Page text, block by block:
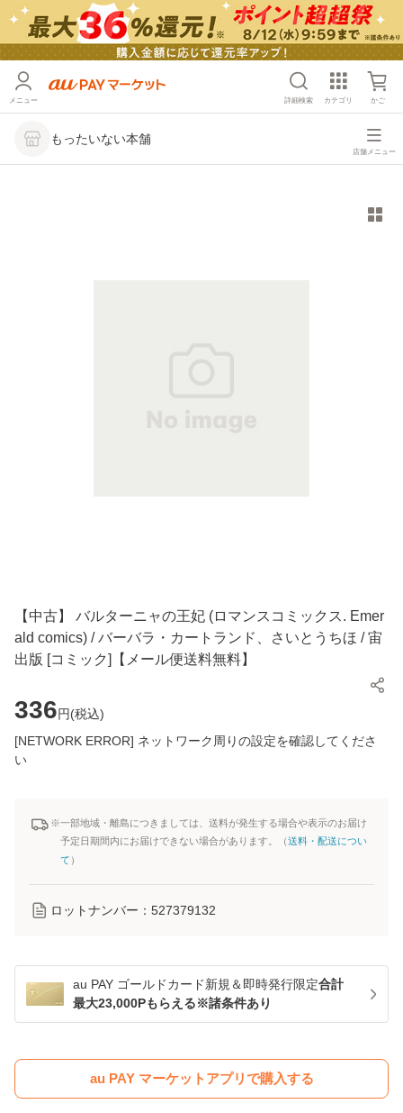
メニュー 詳細検索 カテゴリ かご
もったいない本舗
店舗メニュー
【中古】 バルターニャの王妃 (ロマンスコミックス. Emer
ald comics) / バーバラ・カートランド、さいとうちほ / 宙
出版 [コミック]【メール便送料無料】
336円(税込)
[NETWORK ERROR] ネットワーク周りの設定を確認してくださ
い
※一部地域・離島につきましては、送料が発生する場合や表示のお届け
予定日期間内にお届けできない場合があります。（送料・配送につい
て ）
ロットナンバー： 527379132
au PAY ゴールドカード新規＆即時発行限定合計
最大23,000Pもらえる※諸条件あり
au PAY マーケットアプリで購入する